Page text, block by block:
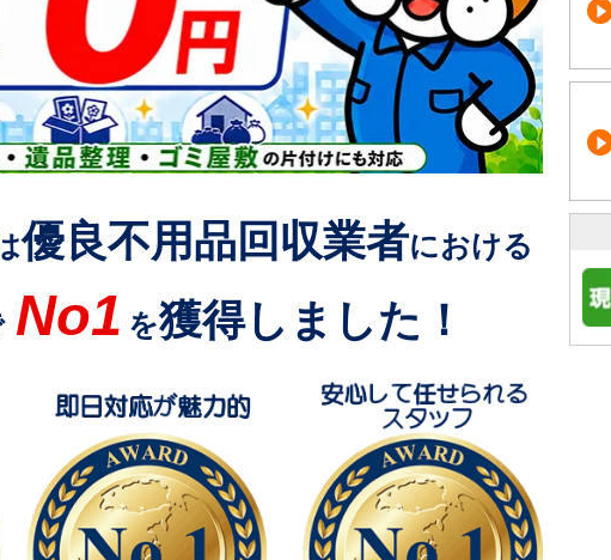
優良不用品回収業者における
No1 を獲得しました！